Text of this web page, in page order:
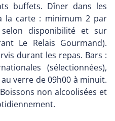
buffets. Dîner dans les
la carte : minimum 2 par
disponibilité et sur
Le Relais Gourmand).
durant les repas. Bars :
(sélectionnées),
verre de 09h00 à minuit.
non alcoolisées et